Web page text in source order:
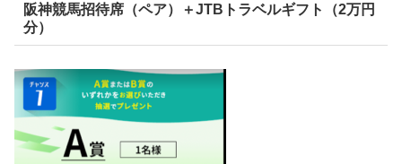
阪神競馬招待席（ペア）＋JTBトラベルギフト（2万円
分）